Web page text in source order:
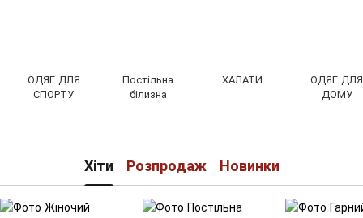
ОДЯГ ДЛЯ
СПОРТУ
Постільна
білизна
ХАЛАТИ
ОДЯГ ДЛЯ
ДОМУ
Хіти Розпродаж Новинки